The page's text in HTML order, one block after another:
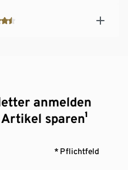
anmelden
sparen¹
* Pflichtfeld